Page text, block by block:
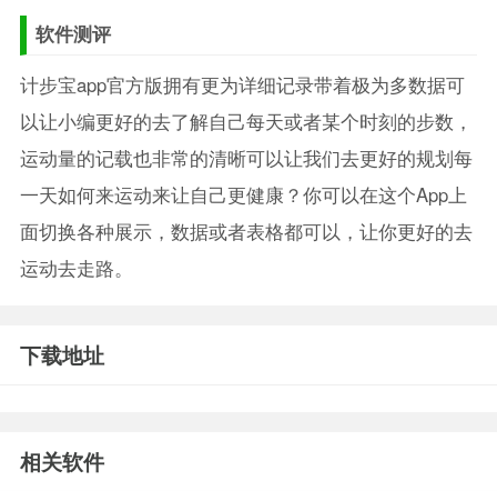
软件测评
计步宝app官方版拥有更为详细记录带着极为多数据可
以让小编更好的去了解自己每天或者某个时刻的步数，
运动量的记载也非常的清晰可以让我们去更好的规划每
一天如何来运动来让自己更健康？你可以在这个App上
面切换各种展示，数据或者表格都可以，让你更好的去
运动去走路。
下载地址
相关软件